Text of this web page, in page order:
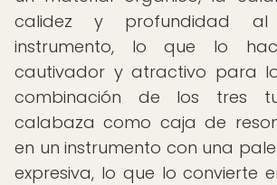
calidez y profundidad
instrumento, lo que lo
cautivador y atractivo para
combinación de los tres
calabaza como caja de
en un instrumento con una
expresiva, lo que lo convierte